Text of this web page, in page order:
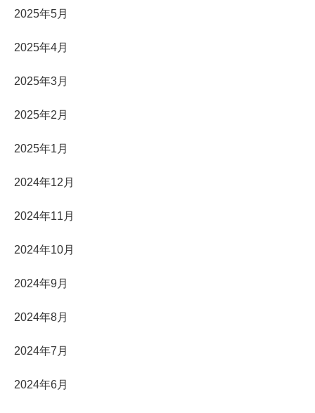
2025年5月
2025年4月
2025年3月
2025年2月
2025年1月
2024年12月
2024年11月
2024年10月
2024年9月
2024年8月
2024年7月
2024年6月